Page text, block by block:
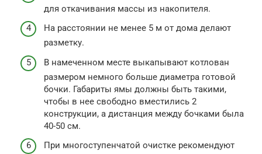
для откачивания массы из накопителя.
На расстоянии не менее 5 м от дома делают
разметку.
В намеченном месте выкапывают котлован
размером немного больше диаметра готовой
бочки. Габариты ямы должны быть такими,
чтобы в нее свободно вместились 2
конструкции, а дистанция между бочками была
40-50 см.
При многоступенчатой очистке рекомендуют